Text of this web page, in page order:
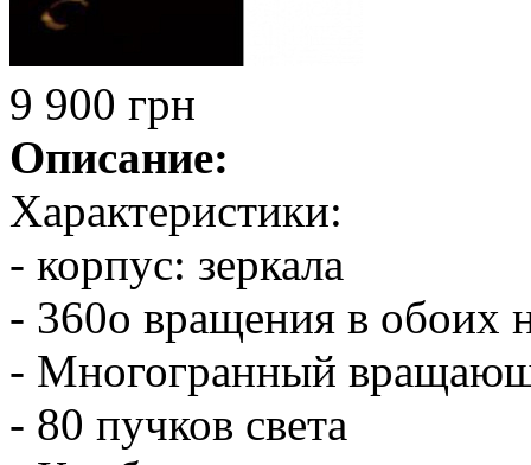
9 900 грн
Описание:
Характеристики:
- корпус: зеркала
- 360o вращения в обоих
- Многогранный
- 80 пучков света